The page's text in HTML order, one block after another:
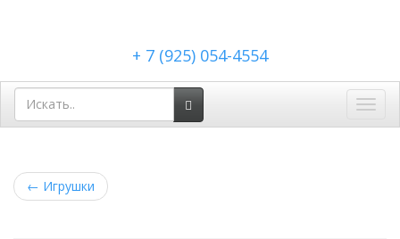
+ 7 (925) 054-4554
← Игрушки